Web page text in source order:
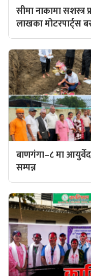
सीमा नाकामा सशस्त्र
लाखका मोटरपार्ट्स
बाणगंगा–८ मा
सम्पन्न